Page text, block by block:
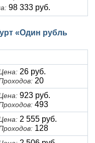
98 333 руб.
«Один рубль
26 руб.
20
923 руб.
493
2 555 руб.
128